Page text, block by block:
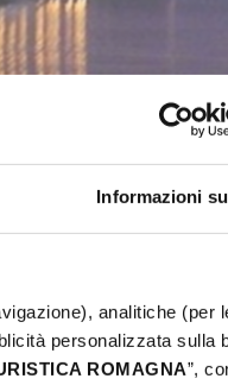
Informazioni
analitiche (per
personalizzata sulla
ROMAGNA”,
musica e
uniche. Prenota ora